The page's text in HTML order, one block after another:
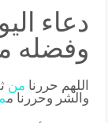
دعاء
وفضله
اللهم حررنا من
والشر وحررنا م